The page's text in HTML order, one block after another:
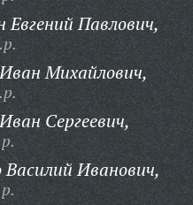
Евгений Павлович,
Михайлович,
Сергеевич,
Василий Иванович,